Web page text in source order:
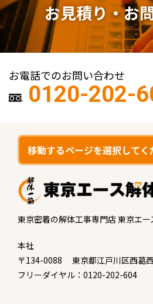
お見積り・お
お電話でのお問い合わせ
0120-202-
東京密着の解体工事専門店 東京エー
本社
〒134-0088 東京都江戸川区西葛
フリーダイヤル：0120-202-604